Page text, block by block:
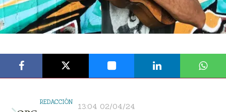
REDACCIÓN 13:04 02/04/24